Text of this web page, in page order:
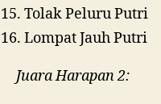
Tolak Peluru Putri
Lompat Jauh Putri
Juara Harapan 2: